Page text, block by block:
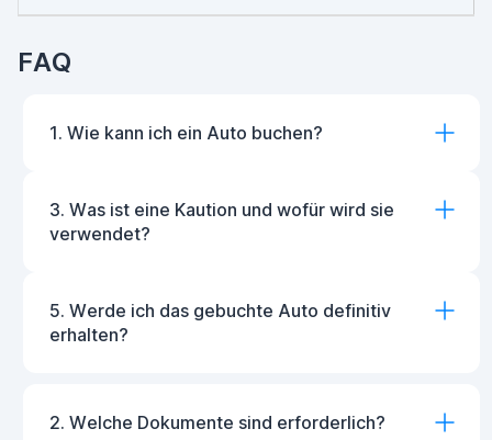
FAQ
1. Wie kann ich ein Auto buchen?
3. Was ist eine Kaution und wofür wird sie
verwendet?
5. Werde ich das gebuchte Auto definitiv
erhalten?
2. Welche Dokumente sind erforderlich?